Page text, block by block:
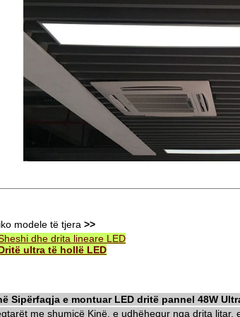
modele të tjera >>
dhe drita lineare LED
ultra të hollë LED
Sipërfaqja e montuar LED dritë pannel 48W
me shumicë Kinë, e udhëhequr nga drita